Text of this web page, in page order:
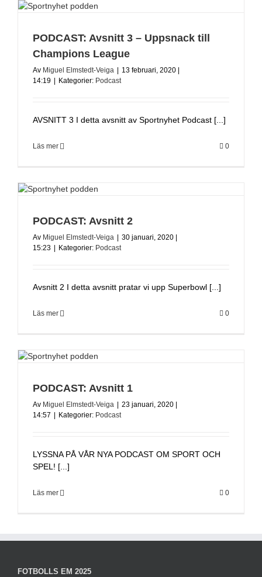
PODCAST: Avsnitt 3 – Uppsnack till
Champions League
Av Miguel Elmstedt-Veiga
13 februari, 2020 |
14:19
Kategorier: Podcast
AVSNITT 3 I detta avsnitt av Sportnyhet Podcast [...]
Läs mer 0
PODCAST: Avsnitt 2
Av Miguel Elmstedt-Veiga
30 januari, 2020 |
15:23
Kategorier: Podcast
Avsnitt 2 I detta avsnitt pratar vi upp Superbowl [...]
Läs mer 0
PODCAST: Avsnitt 1
Av Miguel Elmstedt-Veiga
23 januari, 2020 |
14:57
Kategorier: Podcast
LYSSNA PÅ VÅR NYA PODCAST OM SPORT OCH
SPEL! [...]
Läs mer 0
FOTBOLLS EM 2025